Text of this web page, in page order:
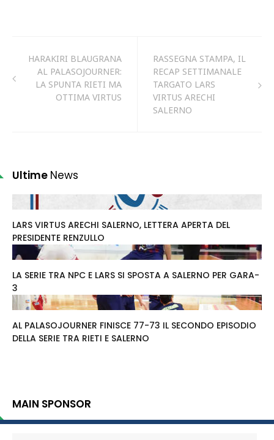
HARAKIRI BLAUGRANA
AL PALASOJOURNER:
LA SPUNTA RIETI MA
OTTIMA VIRTUS
RASSEGNA STAMPA, IL
RECAP SETTIMANALE
TARGATO LARS
VIRTUS ARECHI
SALERNO
Ultime News
LARS VIRTUS ARECHI SALERNO, LETTERA APERTA DEL
PRESIDENTE RENZULLO
LA SERIE TRA NPC E LARS SI SPOSTA A SALERNO PER GARA-
3
AL PALASOJOURNER FINISCE 77-73 IL SECONDO EPISODIO
DELLA SERIE TRA RIETI E SALERNO
MAIN SPONSOR